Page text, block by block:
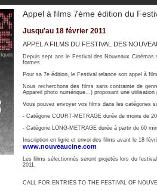
Appel à films 7ème édition du
Jusqu’au 18 février 2011
APPEL A FILMS DU FESTIVAL DES
Depuis sept ans le Festival des Nouveaux
formes.
Pour sa 7e édition, le Festival relance son appel à
Nous recherchons des films sans contrainte de
Appareil photo numérique...) proposant une
Vous pouvez envoyer vos films dans les catégories
- Catégorie COURT-METRAGE durée de moins de
- Catégorie LONG-METRAGE durée à partir de 60
Inscription en ligne et envoi des films avant le 18
www.nouveaucine.com
Les films sélectionnés seront projetés lors du
2011.
CALL FOR ENTRIES TO THE FESTIVAL OF